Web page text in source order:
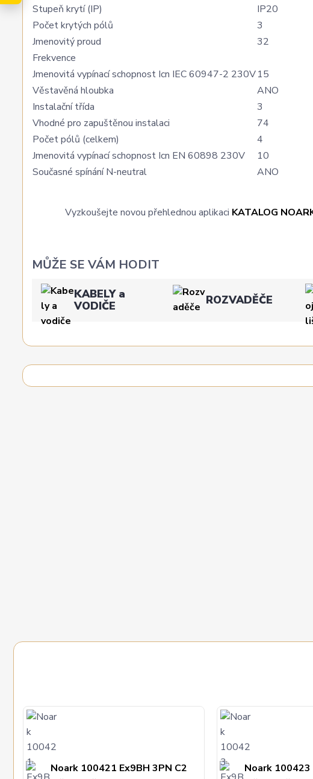
Stupeň krytí (IP)
IP20
Počet krytých pólů
3
Jmenovitý proud
32
Frekvence
Jmenovitá vypínací schopnost Icn IEC 60947-2 230V15
Věstavěná hloubka
ANO
Instalační třída
3
Vhodné pro zapuštěnou instalaci
74
Počet pólů (celkem)
4
Jmenovitá vypínací schopnost Icn EN 60898 230V
10
Současné spínání N-neutral
ANO
Vyzkoušejte novou přehlednou aplikaci KATALOG
MŮŽE SE VÁM HODIT
KABELY a
VODIČE
ROZVADĚČE